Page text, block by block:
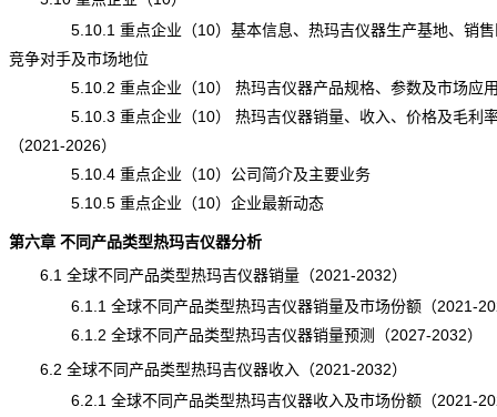
5.10.1 重点企业（10）基本信息、热玛吉仪器生产基地、销售
竞争对手及市场地位
5.10.2 重点企业（10） 热玛吉仪器产品规格、参数及市场应
5.10.3 重点企业（10） 热玛吉仪器销量、收入、价格及毛利
（2021-2026）
5.10.4 重点企业（10）公司简介及主要业务
5.10.5 重点企业（10）企业最新动态
第六章 不同产品类型热玛吉仪器分析
6.1 全球不同产品类型热玛吉仪器销量（2021-2032）
6.1.1 全球不同产品类型热玛吉仪器销量及市场份额（2021-
6.1.2 全球不同产品类型热玛吉仪器销量预测（2027-2032）
6.2 全球不同产品类型热玛吉仪器收入（2021-2032）
6.2.1 全球不同产品类型热玛吉仪器收入及市场份额（2021-